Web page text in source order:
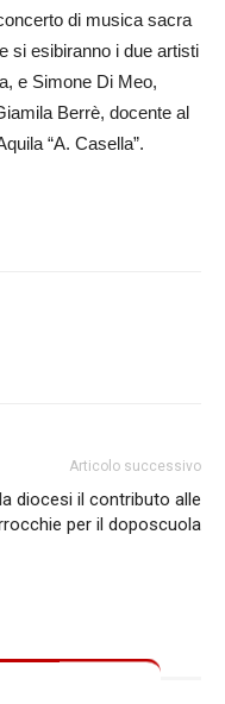
di musica sacra
si esibiranno i due artisti
e Simone Di Meo,
Berrè, docente al
“A. Casella”.
Articolo successivo
diocesi il contributo alle
per il doposcuola